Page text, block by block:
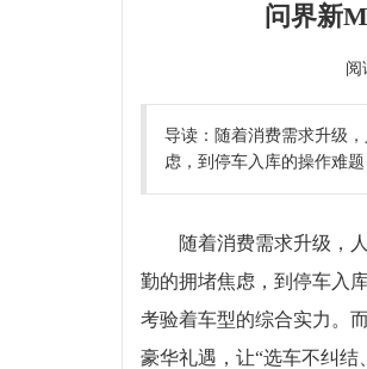
问界新
阅
导读：随着消费需求升级
虑，到停车入库的操作难
随着消费需求升级，
勤的拥堵焦虑，到停车入
考验着车型的综合实力。
豪华礼遇，让“选车不纠结